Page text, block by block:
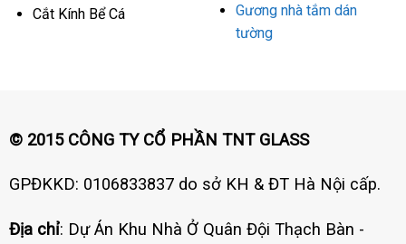
Cắt Kính Bể Cá
Gương nhà tắm dán
tường
© 2015 CÔNG TY CỔ PHẦN TNT GLASS
GPĐKKD: 0106833837 do sở KH & ĐT Hà Nội cấp.
Địa chỉ: Dự Án Khu Nhà Ở Quân Đội Thạch Bàn -